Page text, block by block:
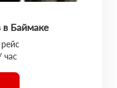
Баймаке
час